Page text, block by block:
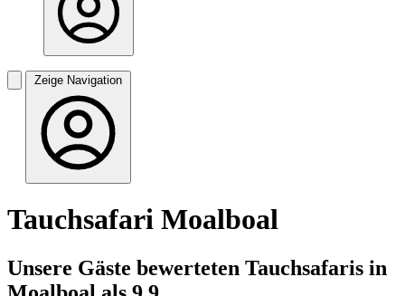
Zeige Navigation
Tauchsafari Moalboal
Unsere Gäste bewerteten Tauchsafaris in